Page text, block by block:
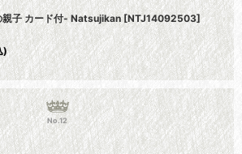
親子 カード付- Natsujikan [NTJ14092503]
)
No.12